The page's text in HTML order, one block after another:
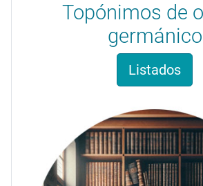
Topónimos de
germánico
Listados